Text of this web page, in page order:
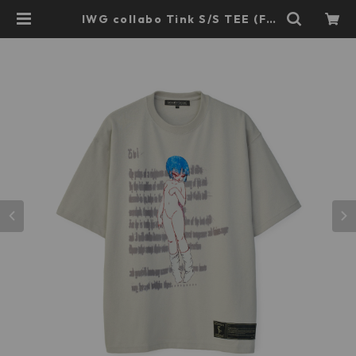
IWG collabo Tink S/S TEE (FR